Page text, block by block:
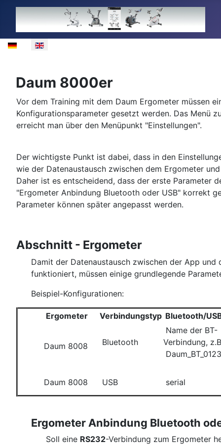
Select your language
Daum 8000er
Vor dem Training mit dem Daum Ergometer müssen
Konfigurationsparameter gesetzt werden. Das Menü
erreicht man über den Menüpunkt "Einstellungen".
Der wichtigste Punkt ist dabei, dass in den
wie der Datenaustausch zwischen dem Ergometer
Daher ist es entscheidend, dass der erste Parameter
"Ergometer Anbindung Bluetooth oder USB" korrekt
Parameter können später angepasst werden.
Abschnitt - Ergometer
Damit der Datenaustausch zwischen der App und
funktioniert, müssen einige grundlegende
Beispiel-Konfigurationen:
Ergometer Verbindungstyp Bluetooth/
Daum 8008 Bluetooth
Name der BT-
Verbindung,
Daum 8008 USB serial
Ergometer Anbindung Bluetooth
Soll eine RS232-Verbindung zum Ergometer